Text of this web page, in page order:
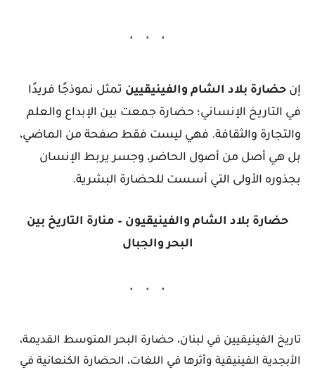
إن حضارة بلاد الشام والفينيقيين تمثل نموذجًا فريدًا
في التاريخ الإنساني؛ حضارة جمعت بين الإبداع والعلم
والتجارة والثقافة. فهي ليست فقط صفحة من الماضي،
بل هي أصل من أصول الحاضر، وجسر يربط الإنسان
بجذوره الأولى التي أسست للحضارة البشرية.
حضارة بلاد الشام والفينيقيون – منارة التاريخ بين
البحر والجبال
تاريخ الفينيقيين في لبنان، حضارة البحر المتوسط القديمة،
الأبجدية الفينيقية وأثرها في اللغات، الحضارة الكنعانية في